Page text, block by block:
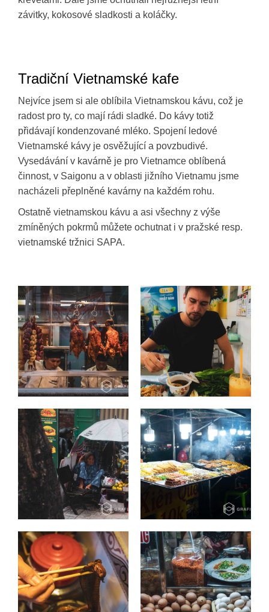
závitky, kokosové sladkosti a koláčky.
Tradiční Vietnamské kafe
Nejvíce jsem si ale oblíbila Vietnamskou kávu, což je
radost pro ty, co mají rádi sladké. Do kávy totiž
přidávají kondenzované mléko. Spojení ledové
Vietnamské kávy je osvěžující a povzbudivé.
Vysedávání v kavárně je pro Vietnamce oblíbená
činnost, v Saigonu a v oblasti jižního Vietnamu jsme
nacházeli přeplněné kavárny na každém rohu.
Ostatně vietnamskou kávu a asi všechny z výše
zmíněných pokrmů můžete ochutnat i v pražské resp.
vietnamské tržnici SAPA.